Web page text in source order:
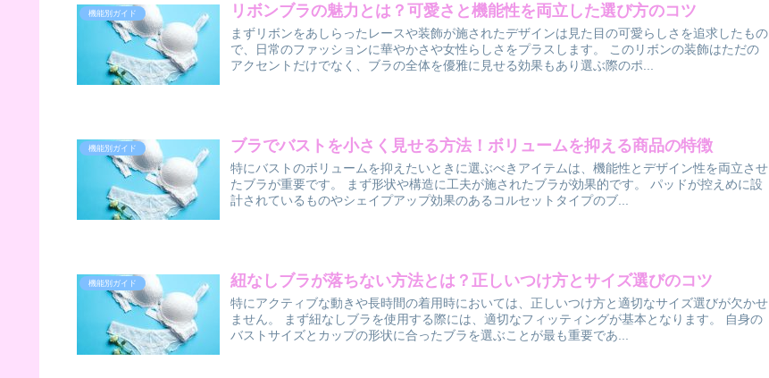
機能別ガイド リボンブラの魅力とは？可愛さと機能性を両立した選び方のコツ
まずリボンをあしらったレースや装飾が施されたデザインは見た目の可愛らしさを追求したもの
で、日常のファッションに華やかさや女性らしさをプラスします。 このリボンの装飾はただの
アクセントだけでなく、ブラの全体を優雅に見せる効果もあり選ぶ際のポ...
機能別ガイド ブラでバストを小さく見せる方法！ボリュームを抑える商品の特徴
特にバストのボリュームを抑えたいときに選ぶべきアイテムは、機能性とデザイン性を両立させ
たブラが重要です。 まず形状や構造に工夫が施されたブラが効果的です。 パッドが控えめに設
計されているものやシェイプアップ効果のあるコルセットタイプのブ...
機能別ガイド 紐なしブラが落ちない方法とは？正しいつけ方とサイズ選びのコツ
特にアクティブな動きや長時間の着用時においては、正しいつけ方と適切なサイズ選びが欠かせ
ません。 まず紐なしブラを使用する際には、適切なフィッティングが基本となります。 自身の
バストサイズとカップの形状に合ったブラを選ぶことが最も重要であ...